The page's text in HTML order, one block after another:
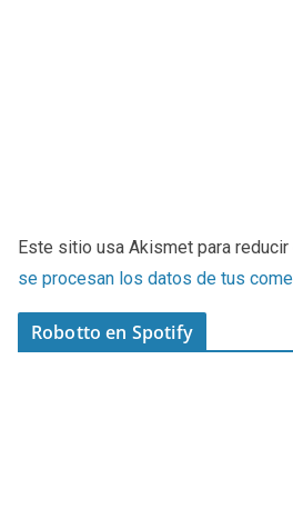
Este sitio usa Akismet para reducir
se procesan los datos de tus
Robotto en Spotify